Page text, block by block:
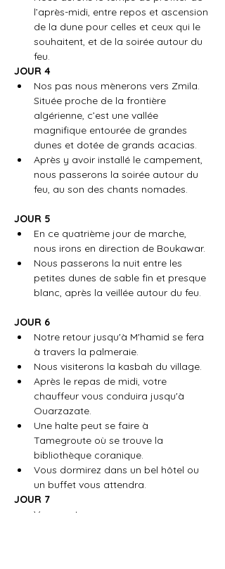
l’après-midi, entre repos et ascension
de la dune pour celles et ceux qui le
souhaitent, et de la soirée autour du
feu.​
JOUR 4
Nos pas nous mènerons vers Zmila.
Située proche de la frontière
algérienne, c’est une vallée
magnifique entourée de grandes
dunes et dotée de grands acacias.
Après y avoir installé le campement,
nous passerons la soirée autour du
feu, au son des chants nomades.
JOUR 5
En ce quatrième jour de marche,
nous irons en direction de Boukawar.
Nous passerons la nuit entre les
petites dunes de sable fin et presque
blanc, après la veillée autour du feu.
JOUR 6
Notre retour jusqu'à M'hamid se fera
à travers la palmeraie.
Nous visiterons la kasbah du village.
Après le repas de midi, votre
chauffeur vous conduira jusqu'à
Ouarzazate.
Une halte peut se faire à
Tamegroute où se trouve la
bibliothèque coranique.
Vous dormirez dans un bel hôtel ou
un buffet vous attendra.
JOUR 7
Vous rentrerez par vos propres